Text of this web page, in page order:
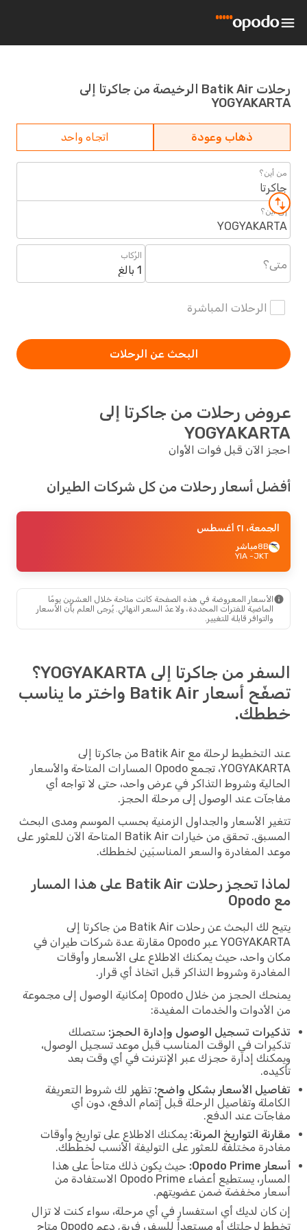
رحلات Batik Air الرخيصة من جاكرتا إلى
YOGYAKARTA
ذهاب وعودة اتجاه واحد
من أين؟
جاكرتا
إلى أين؟
YOGYAKARTA
متى؟
الرُكاب
1 بالغ
الرحلات المباشرة
البحث عن الرحلات
عروض رحلات من جاكرتا إلى
YOGYAKARTA
احجز الآن قبل فوات الأوان
أفضل أسعار رحلات من كل شركات الطيران
الجمعة، ٢١ أغسطس
8Bمباشر
JKT
- YIA
الأسعار المعروضة في هذه الصفحة كانت متاحة خلال العشرين يومًا
الماضية للفترات المحددة، ولا عدّ السعر النهائي. يُرجى العلم بأن الأسعار
والتوافر قابلة للتغيير.
السفر من جاكرتا إلى YOGYAKARTA؟
تصفّح أسعار Batik Air واختر ما يناسب
خططك.
عند التخطيط لرحلة مع Batik Air من جاكرتا إلى
YOGYAKARTA، تجمع Opodo المسارات المتاحة والأسعار
الحالية وشروط التذاكر في عرض واحد، حتى لا تواجه أي
مفاجآت عند الوصول إلى مرحلة الحجز.
تتغير الأسعار والجداول الزمنية بحسب الموسم ومدى البحث
المسبق. تحقق من خيارات Batik Air المتاحة الآن للعثور على
موعد المغادرة والسعر المناسبَين لخططك.
لماذا تحجز رحلات Batik Air على هذا المسار
مع Opodo
يتيح لك البحث عن رحلات Batik Air من جاكرتا إلى
YOGYAKARTA عبر Opodo مقارنة عدة شركات طيران في
مكان واحد، حيث يمكنك الاطلاع على الأسعار وأوقات
المغادرة وشروط التذاكر قبل اتخاذ أي قرار.
يمنحك الحجز من خلال Opodo إمكانية الوصول إلى مجموعة
من الأدوات والخدمات المفيدة:
تذكيرات تسجيل الوصول وإدارة الحجز: ستصلك
تذكيرات في الوقت المناسب قبل موعد تسجيل الوصول،
ويمكنك إدارة حجزك عبر الإنترنت في أي وقت بعد
تأكيده.
تفاصيل الأسعار بشكل واضح: تظهر لك شروط التعريفة
الكاملة وتفاصيل الرحلة قبل إتمام الدفع، دون أي
مفاجآت عند الدفع.
مقارنة التواريخ المرنة: يمكنك الاطلاع على تواريخ وأوقات
مغادرة مختلفة للعثور على التوليفة الأنسب لخططك.
أسعار Opodo Prime:
حيث يكون ذلك متاحاً على هذا
المسار، يستطيع أعضاء Opodo Prime الاستفادة من
أسعار مخفضة ضمن عضويتهم.
إن كان لديك أي استفسار في أي مرحلة، سواء كنت لا تزال
تخطط لرحلتك أو مستعداً للسفر، فريق دعم Opodo متاح